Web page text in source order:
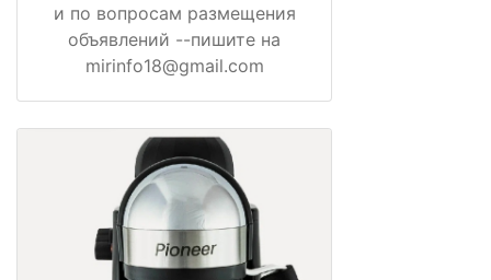
и по вопросам размещения
объявлений --пишите на
mirinfo18@gmail.com